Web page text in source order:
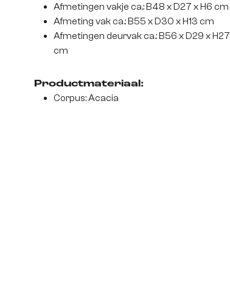
Afmetingen vakje ca.: B48 x D27 x H6 cm
Afmeting vak ca.: B55 x D30 x H13 cm
Afmetingen deurvak ca.: B56 x D29 x H27
cm
Productmateriaal:
Corpus: Acacia